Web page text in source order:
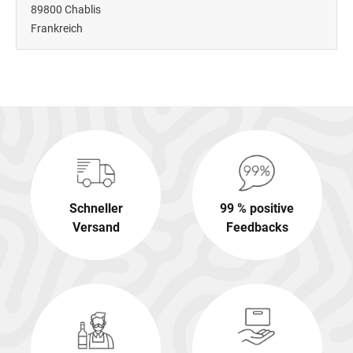
89800 Chablis
Frankreich
Schneller
Versand
99 % positive
Feedbacks